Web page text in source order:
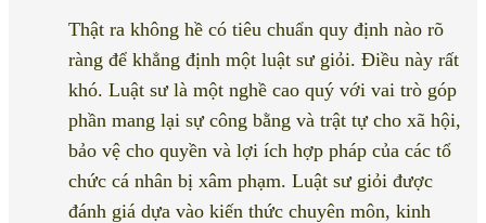
Thật ra không hề có tiêu chuẩn quy định nào rõ
ràng để khẳng định một luật sư giỏi. Điều này rất
khó. Luật sư là một nghề cao quý với vai trò góp
phần mang lại sự công bằng và trật tự cho xã hội,
bảo vệ cho quyền và lợi ích hợp pháp của các tổ
chức cá nhân bị xâm phạm. Luật sư giỏi được
đánh giá dựa vào kiến thức chuyên môn, kinh